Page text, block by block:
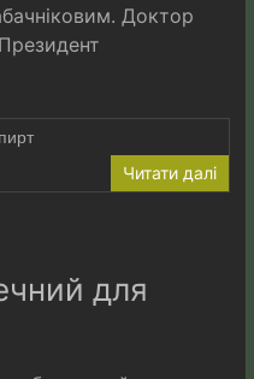
Доктор
Читати далі
для